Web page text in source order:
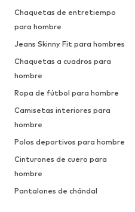
Chaquetas de entretiempo
para hombre
Jeans Skinny Fit para hombres
Chaquetas a cuadros para
hombre
Ropa de fútbol para hombre
Camisetas interiores para
hombre
Polos deportivos para hombre
Cinturones de cuero para
hombre
Pantalones de chándal